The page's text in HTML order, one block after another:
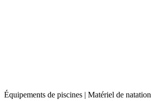
Équipements de piscines | Matériel de natation